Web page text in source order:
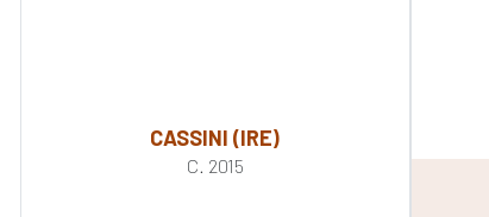
CASSINI (IRE)
C. 2015